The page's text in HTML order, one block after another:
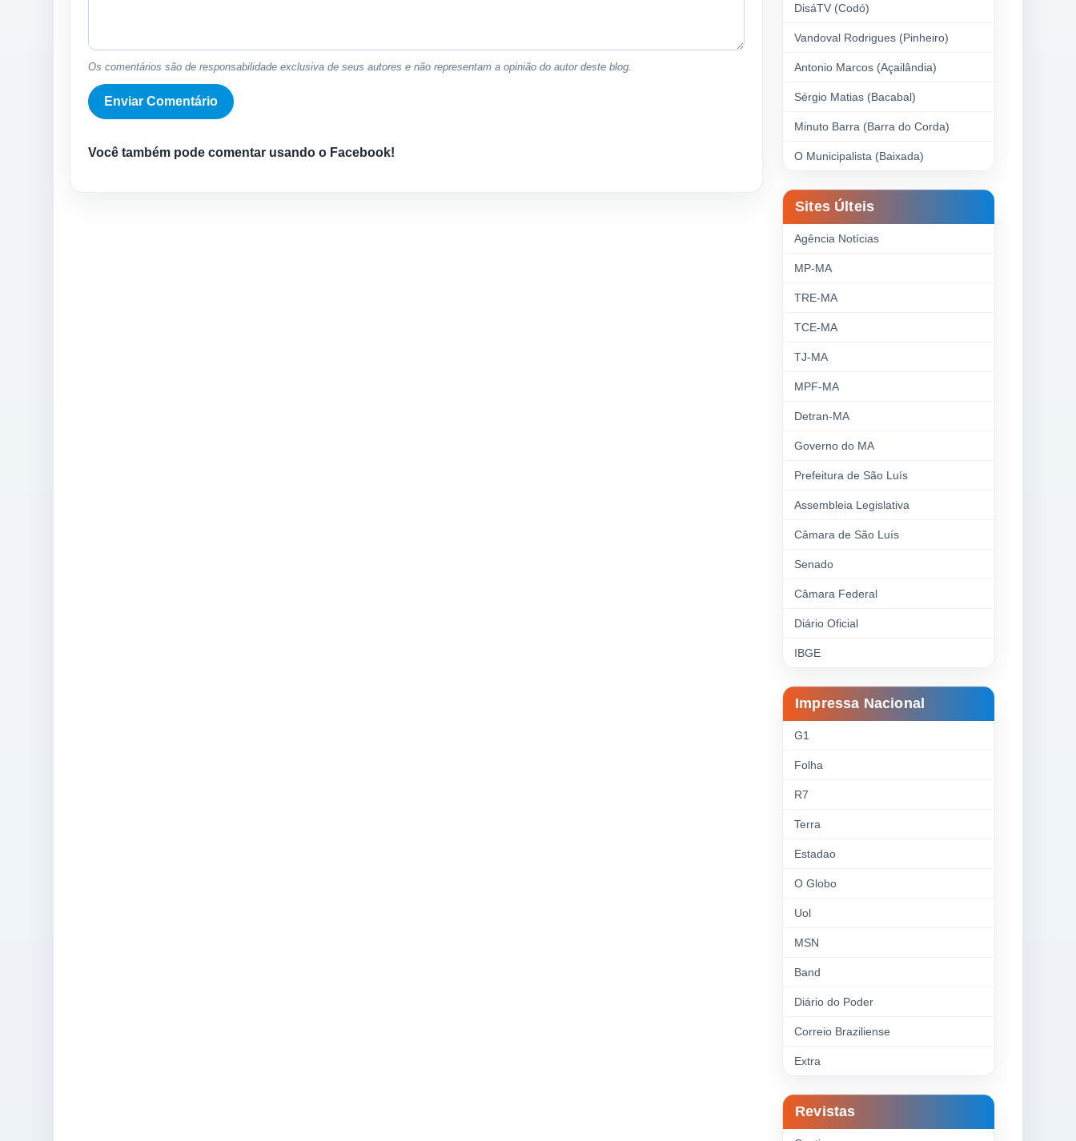
Os comentários são de responsabilidade exclusiva de seus autores e não representam a opinião do autor deste blog.
Você também pode comentar usando o Facebook!
DisáTV (Codó)
Vandoval Rodrigues (Pinheiro)
Antonio Marcos (Açailândia)
Sérgio Matias (Bacabal)
Minuto Barra (Barra do Corda)
O Municipalista (Baixada)
Sites Últeis
Agência Notícias
MP-MA
TRE-MA
TCE-MA
TJ-MA
MPF-MA
Detran-MA
Governo do MA
Prefeitura de São Luís
Assembleia Legislativa
Câmara de São Luís
Senado
Câmara Federal
Diário Oficial
IBGE
Impressa Nacional
G1
Folha
R7
Terra
Estadao
O Globo
Uol
MSN
Band
Diário do Poder
Correio Braziliense
Extra
Revistas